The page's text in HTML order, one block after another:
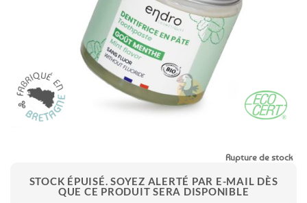
Rupture de stock
STOCK ÉPUISÉ. SOYEZ ALERTÉ PAR E-MAIL DÈS
QUE CE PRODUIT SERA DISPONIBLE